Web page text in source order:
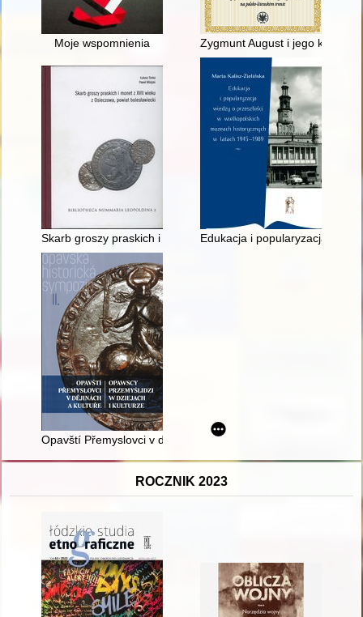
Moje wspomnienia Zygmunt August i jego
Skarb groszy praskich i monet z XVII wieku z Osieczowa,
Edukacja i popularyzacja
Opavští Přemyslovci v dějinách a kultuře = Opawscy
ROCZNIK 2023